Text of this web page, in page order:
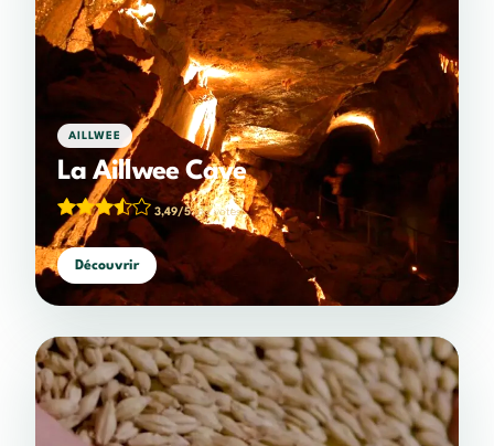
AILLWEE
La Aillwee Cave
3,49/5(83 votes)
Découvrir